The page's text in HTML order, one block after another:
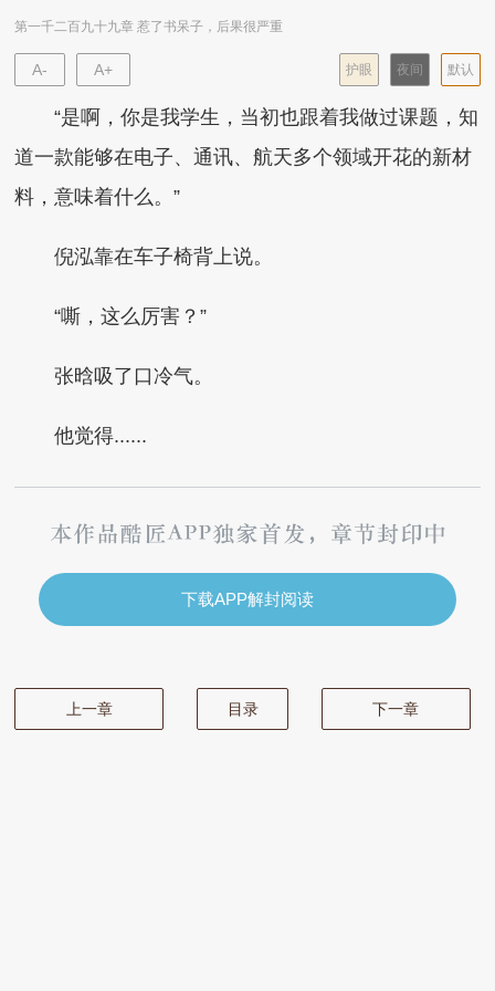
第一千二百九十九章 惹了书呆子，后果很严重
A- A+ 默认
夜间
护眼
“是啊，你是我学生，当初也跟着我做过课题，知
道一款能够在电子、通讯、航天多个领域开花的新材
料，意味着什么。”
倪泓靠在车子椅背上说。
“嘶，这么厉害？”
张晗吸了口冷气。
他觉得......
下载APP解封阅读
上一章 目录 下一章